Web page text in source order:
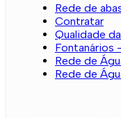
Rede de
Contratar
Qualidade
Fontanários
Rede de
Rede de